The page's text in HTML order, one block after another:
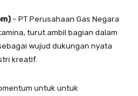
– PT Perusahaan Gas Negara
turut ambil bagian dalam
wujud dukungan nyata
kreatif.
untuk untuk